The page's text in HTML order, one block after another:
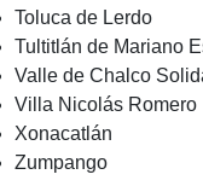
Toluca de Lerdo
Tultitlán de Mariano
Valle de Chalco
Villa Nicolás Romero
Xonacatlán
Zumpango